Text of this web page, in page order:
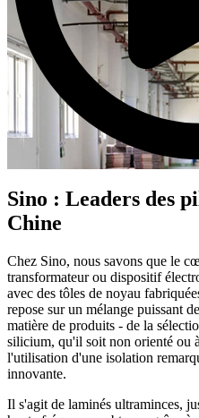
Sino : Leaders des
Chine
Chez Sino, nous savons que le
transformateur ou dispositif
avec des tôles de noyau
repose sur un mélange puissant
matière de produits - de la
silicium, qu'il soit non orienté ou
l'utilisation d'une isolation
innovante.
Il s'agit de laminés ultraminces,